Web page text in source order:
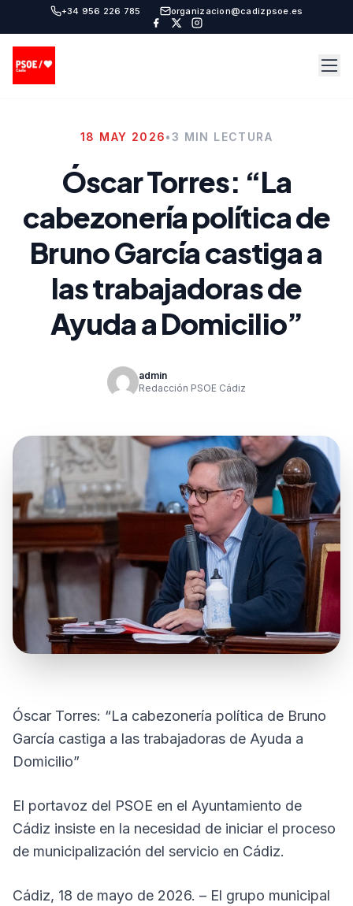
+34 956 226 785 organizacion@cadizpsoe.es
18 MAY 2026•3 MIN LECTURA
Óscar Torres: “La
cabezonería política de
Bruno García castiga a
las trabajadoras de
Ayuda a Domicilio”
admin
Redacción PSOE Cádiz
Óscar Torres: “La cabezonería política de Bruno
García castiga a las trabajadoras de Ayuda a
Domicilio”
El portavoz del PSOE en el Ayuntamiento de
Cádiz insiste en la necesidad de iniciar el proceso
de municipalización del servicio en Cádiz.
Cádiz, 18 de mayo de 2026. – El grupo municipal